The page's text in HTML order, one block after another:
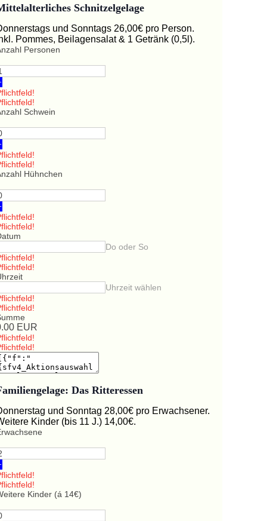
Schnitzelgelage
und Sonntags 26,00€ pro Person.
Pommes, Beilagensalat & 1 Getränk (0,5l).
Personen
Schwein
Hühnchen
Do oder So
Uhrzeit wählen
EUR
Das Ritteressen
und Sonntag 28,00€ pro Erwachsener.
Kinder (bis 11 J.) 14,00€.
Kinder (á 14€)